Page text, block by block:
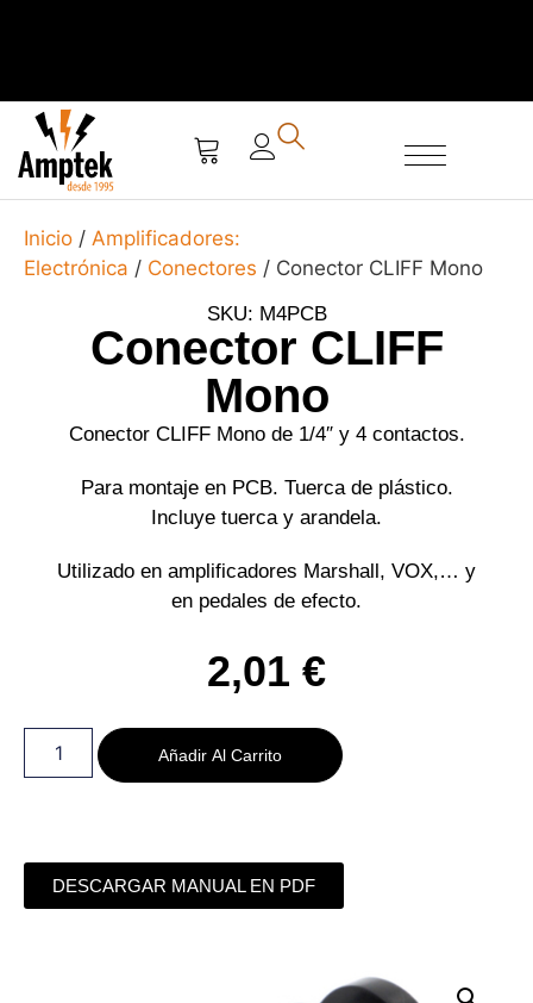
Inicio / Amplificadores:
Electrónica / Conectores / Conector CLIFF Mono
SKU: M4PCB
Conector CLIFF
Mono
Conector CLIFF Mono de 1/4″ y 4 contactos.
Para montaje en PCB. Tuerca de plástico.
Incluye tuerca y arandela.
Utilizado en amplificadores Marshall, VOX,… y
en pedales de efecto.
2,01 €
Añadir Al Carrito
DESCARGAR MANUAL EN PDF